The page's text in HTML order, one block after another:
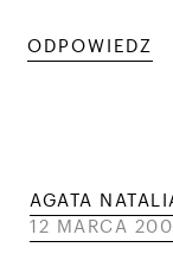
ODPOWIEDZ
AGATA
12 MARCA